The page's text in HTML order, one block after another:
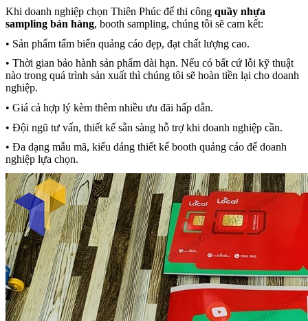
Khi doanh nghiệp chọn Thiên Phúc để thi công quầy nhựa
sampling bán hàng, booth sampling, chúng tôi sẽ cam kết:
• Sản phẩm tấm biển quảng cáo đẹp, đạt chất lượng cao.
• Thời gian bảo hành sản phẩm dài hạn. Nếu có bất cứ lỗi kỹ thuật
nào trong quá trình sản xuất thì chúng tôi sẽ hoàn tiền lại cho doanh
nghiệp.
• Giá cả hợp lý kèm thêm nhiều ưu đãi hấp dẫn.
• Đội ngũ tư vấn, thiết kế sẵn sàng hỗ trợ khi doanh nghiệp cần.
• Đa dạng mẫu mã, kiểu dáng thiết kế booth quảng cáo để doanh
nghiệp lựa chọn.